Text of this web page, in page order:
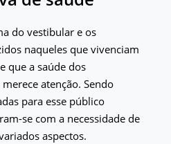
do vestibular e os
naqueles que vivenciam
que a saúde dos
atenção. Sendo
para esse público
se com a necessidade de
aspectos.